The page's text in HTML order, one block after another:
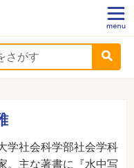
学社会科学部社会学科
。主な著書に『水中写